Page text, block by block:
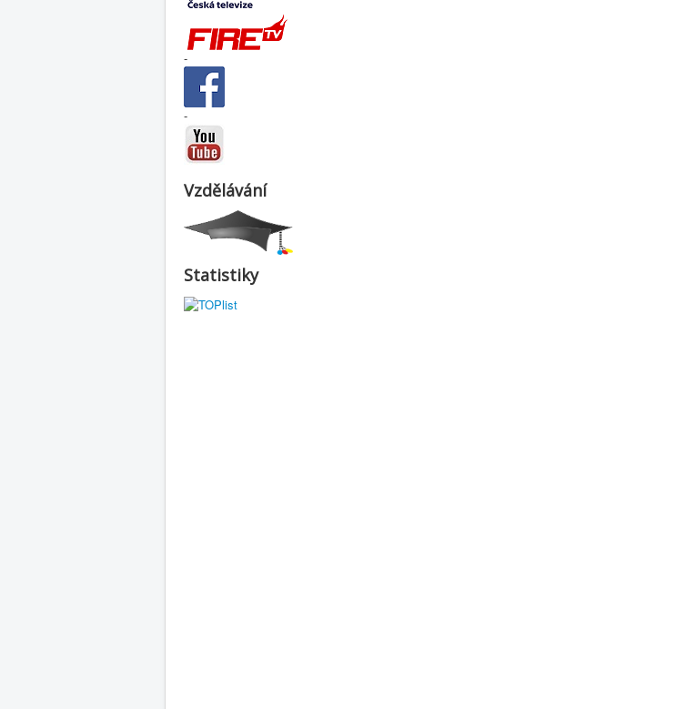
-
-
Vzdělávání
Statistiky